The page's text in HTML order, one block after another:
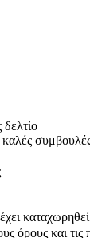
καταχωρηθεί
όρους και τις